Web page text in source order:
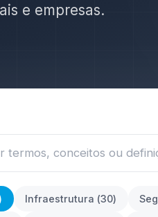
e empresas.
Infraestrutura (30)